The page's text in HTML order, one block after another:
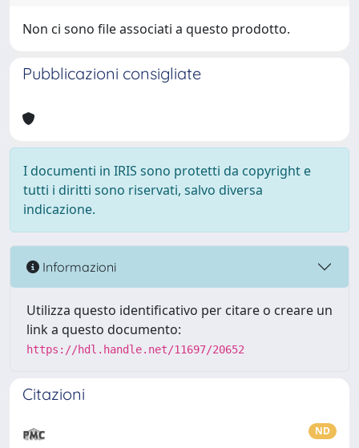
Non ci sono file associati a questo prodotto.
Pubblicazioni consigliate
I documenti in IRIS sono protetti da copyright e
tutti i diritti sono riservati, salvo diversa
indicazione.
Informazioni
Utilizza questo identificativo per citare o creare un
link a questo documento:
https://hdl.handle.net/11697/20652
Citazioni
ND